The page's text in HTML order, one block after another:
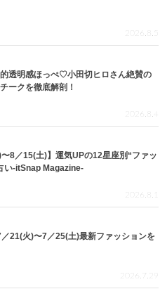
2026.8.5
透明感ほっぺ♡小田切ヒロさん絶賛の
ークを徹底解剖！
2026.8.4
〜8／15(土)】運気UPの12星座別“ファッ
い-itSnap Magazine-
2026.8.1
／21(火)〜7／25(土)最新ファッションを
2026.7.29